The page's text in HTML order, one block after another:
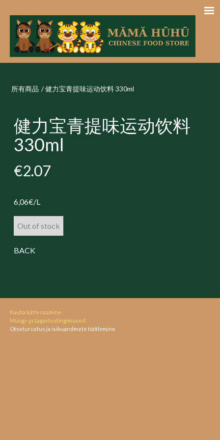
所有商品 /健力宝青提味运动饮料 330ml
健力宝青提味运动饮料
330ml
€2.07
6,06€/L
Out of stock
BACK
Kauba kättesaamine
Müügi- ja tagastustingimused
Otseturustus ja isikuandmete töötlemine